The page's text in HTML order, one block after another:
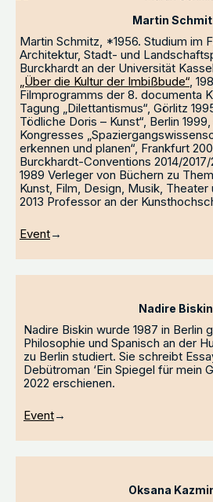
Martin
Martin Schmitz, *1956. Studium im
Architektur, Stadt- und
Burckhardt an der Universität
„Über die Kultur der Imbißbude“ ,
Filmprogramms der 8. documenta
Tagung „Dilettantismus“, Görlitz
Tödliche Doris – Kunst“, Berlin
Kongresses
erkennen und planen“, Frankfurt
Burckhardt-Conventions 2014/
1989 Verleger von Büchern zu
Kunst, Film, Design, Musik, Theater
2013 Professor an der
Event→
Nadire Biskin
Nadire Biskin wurde 1987 in Berlin
Philosophie und Spanisch an der
zu Berlin studiert. Sie schreibt
Debütroman ‘Ein Spiegel für mein
2022 erschienen.
Event→
Oksana